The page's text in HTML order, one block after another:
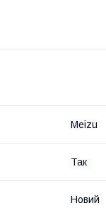
Meizu
Так
Новий